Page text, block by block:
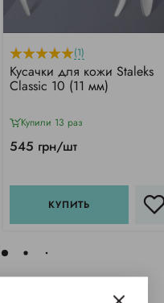
(1)
Кусачки для кожи Staleks
Classic 10 (11 мм)
Купили 13 раз
545 грн/шт
КУПИТЬ